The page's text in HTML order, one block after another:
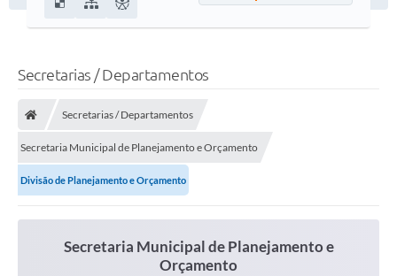
Secretarias / Departamentos
Secretarias / Departamentos
Secretaria Municipal de Planejamento e Orçamento
Divisão de Planejamento e Orçamento
Secretaria Municipal de Planejamento e
Orçamento